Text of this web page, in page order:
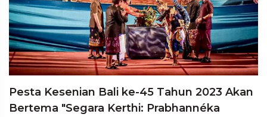
Pesta Kesenian Bali ke-45 Tahun 2023 Akan
Bertema "Segara Kerthi: Prabhannéka